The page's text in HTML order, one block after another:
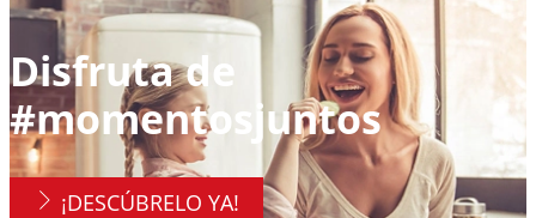
Disfruta de
#momentos­juntos
¡DESCÚBRELO YA!